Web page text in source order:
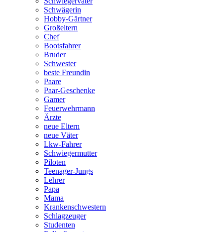
Schwägerin
Hobby-Gärtner
Großeltern
Chef
Bootsfahrer
Bruder
Schwester
beste Freundin
Paare
Paar-Geschenke
Gamer
Feuerwehrmann
Ärzte
neue Eltern
neue Väter
Lkw-Fahrer
Schwiegermutter
Piloten
Teenager-Jungs
Lehrer
Papa
Mama
Krankenschwestern
Schlagzeuger
Studenten